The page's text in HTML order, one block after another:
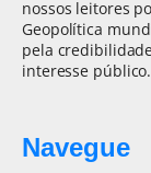
nossos leitores
Geopolítica
pela
interesse público.
Navegue